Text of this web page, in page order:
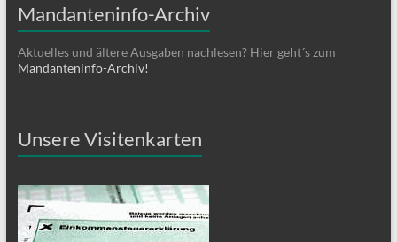
Mandanteninfo-Archiv
Aktuelles und ältere Ausgaben nachlesen? Hier geht´s zum
Mandanteninfo-Archiv!
Unsere Visitenkarten